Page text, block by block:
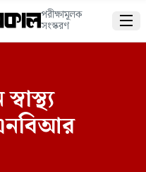
পরীক্ষামূলক
সংস্করণ 
এনবিআর